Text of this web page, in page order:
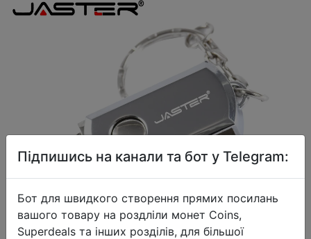
Підпишись на канали та бот у Telegram:
Бот для швидкого створення прямих посилань
вашого товару на роздліли монет Coins,
Superdeals та інших розділів, для більшої